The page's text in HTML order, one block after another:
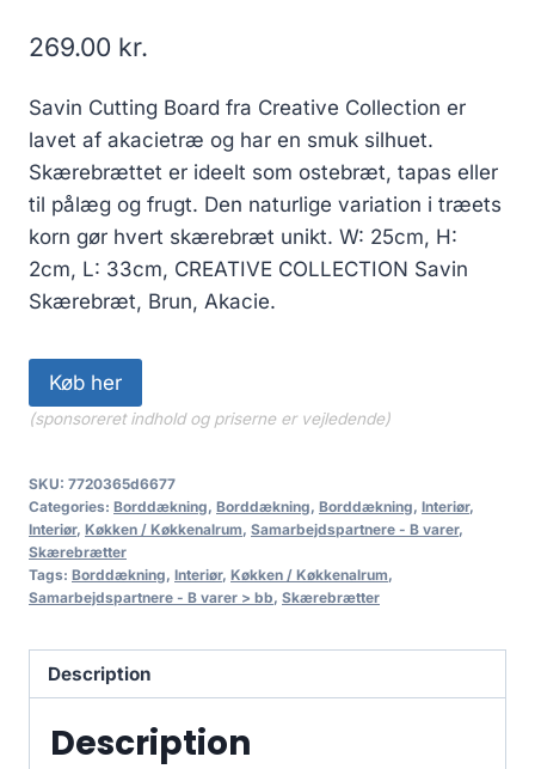
269.00 kr.
Savin Cutting Board fra Creative Collection er
lavet af akacietræ og har en smuk silhuet.
Skærebrættet er ideelt som ostebræt, tapas eller
til pålæg og frugt. Den naturlige variation i træets
korn gør hvert skærebræt unikt. W: 25cm, H:
2cm, L: 33cm, CREATIVE COLLECTION Savin
Skærebræt, Brun, Akacie.
Køb her
(sponsoreret indhold og priserne er vejledende)
SKU: 7720365d6677
Categories: Borddækning, Borddækning, Borddækning, Interiør,
Interiør, Køkken / Køkkenalrum, Samarbejdspartnere - B varer,
Skærebrætter
Tags: Borddækning, Interiør, Køkken / Køkkenalrum,
Samarbejdspartnere - B varer > bb, Skærebrætter
Description
Description